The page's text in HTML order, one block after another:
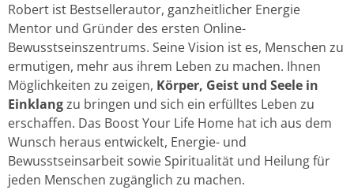
Robert ist Bestsellerautor, ganzheitlicher Energie
Mentor und Gründer des ersten Online-
Bewusstseinszentrums. Seine Vision ist es, Menschen zu
ermutigen, mehr aus ihrem Leben zu machen. Ihnen
Möglichkeiten zu zeigen, Körper, Geist und Seele in
Einklangzu bringen und sich ein erfülltes Leben zu
erschaffen. Das Boost Your Life Home hat ich aus dem
Wunsch heraus entwickelt, Energie- und
Bewusstseinsarbeit sowie Spiritualität und Heilung für
jeden Menschen zugänglich zu machen.